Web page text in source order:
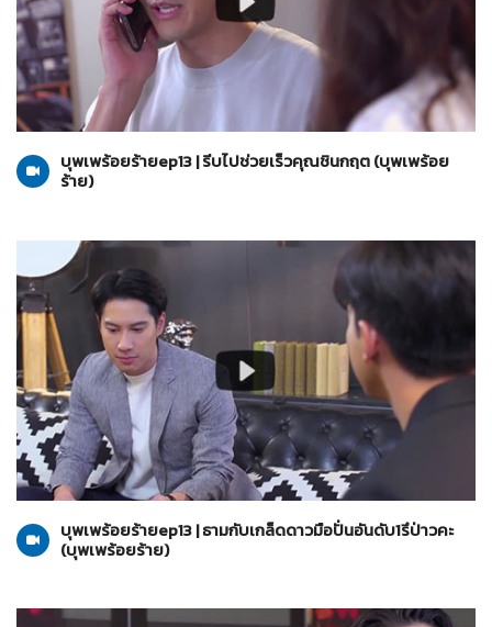
07-07-2565
บุพเพร้อยร้ายep13 | รีบไปช่วยเร็วคุณชินกฤต (บุพเพร้อย
ร้าย)
07-07-2565
บุพเพร้อยร้าย
บุพเพร้อยร้ายep13 | ธามกับเกล็ดดาวมือปั่นอันดับ1รึป่าวคะ
(บุพเพร้อยร้าย)